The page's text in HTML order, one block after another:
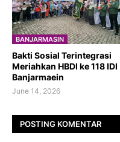
BANJARMASIN
Bakti Sosial Terintegrasi
Meriahkan HBDI ke 118 IDI
Banjarmaein
June 14, 2026
POSTING KOMENTAR